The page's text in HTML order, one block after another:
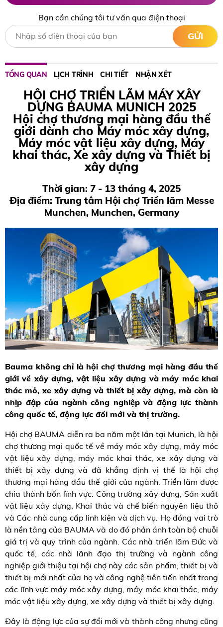
Bạn cần chúng tôi tư vấn qua điện thoại
GỬI
TỔNG QUAN LỊCH TRÌNH CHI TIẾT NHẬN XÉT
HỘI CHỢ TRIỂN LÃM MÁY XÂY
DỰNG BAUMA MUNICH 2025
Hội chợ thương mại hàng đầu thế
giới dành cho Máy móc xây dựng,
Máy móc vật liệu xây dựng, Máy
khai thác, Xe xây dựng và Thiết bị
xây dựng
Thời gian: 7 - 13 tháng 4, 2025
Địa điểm: Trung tâm Hội chợ Triển lãm Messe
Munchen, Munchen, Germany
Bauma không chỉ là hội chợ thương mại hàng đầu thế
giới về xây dựng, vật liệu xây dựng và máy móc khai
thác mỏ, xe xây dựng và thiết bị xây dựng, mà còn là
nhịp đập của ngành công nghiệp và động lực thành
công quốc tế, động lực đổi mới và thị trường.
Hội chợ BAUMA diễn ra ba năm một lần tại Munich, là hội
chợ thương mại quốc tế về máy móc xây dựng, máy móc
vật liệu xây dựng, máy móc khai thác, xe xây dựng và
thiết bị xây dựng và đã khẳng định vị thế là hội chợ
thương mại hàng đầu thế giới của ngành. Triển lãm được
chia thành bốn lĩnh vực: Công trường xây dựng, Sản xuất
vật liệu xây dựng, Khai thác và chế biến nguyên liệu thô
và Các nhà cung cấp linh kiện và dịch vụ. Họ đóng vai trò
là nền tảng của BAUMA và do đó phản ánh toàn bộ chuỗi
giá trị và quy trình của ngành. Các nhà triển lãm Đức và
quốc tế, các nhà lãnh đạo thị trường và ngành công
nghiệp giới thiệu tại hội chợ này các sản phẩm, thiết bị và
thiết bị mới nhất của họ và công nghệ tiên tiến nhất trong
các lĩnh vực máy móc xây dựng, máy móc khai thác, máy
móc vật liệu xây dựng, xe xây dựng và thiết bị xây dựng.
Đây là động lực của sự đổi mới và thành công nhưng cũng